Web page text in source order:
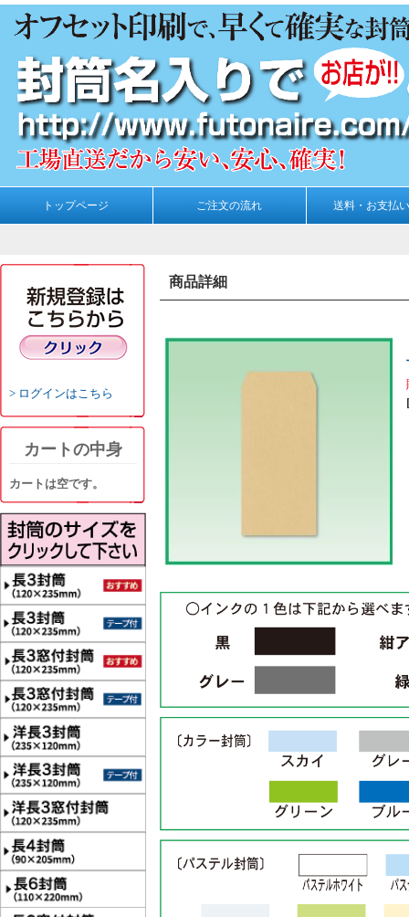
トップページ ご注文の流れ 送料・お支払
ログインはこちら
カートの中身
カートは空です。
商品詳細